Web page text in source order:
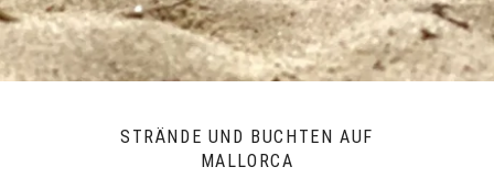
STRÄNDE UND BUCHTEN AUF
MALLORCA